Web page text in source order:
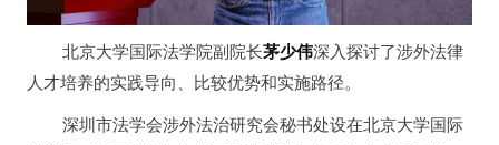
北京大学国际法学院副院长茅少伟深入探讨了涉外法律
人才培养的实践导向、比较优势和实施路径。
深圳市法学会涉外法治研究会秘书处设在北京大学国际